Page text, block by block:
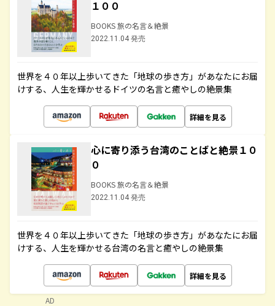
１００
BOOKS 旅の名言＆絶景
2022.11.04 発売
世界を４０年以上歩いてきた「地球の歩き方」があなたにお届
けする、人生を輝かせるドイツの名言と癒やしの絶景集
詳細を見る
心に寄り添う台湾のことばと絶景１０
０
BOOKS 旅の名言＆絶景
2022.11.04 発売
世界を４０年以上歩いてきた「地球の歩き方」があなたにお届
けする、人生を輝かせる台湾の名言と癒やしの絶景集
詳細を見る
AD